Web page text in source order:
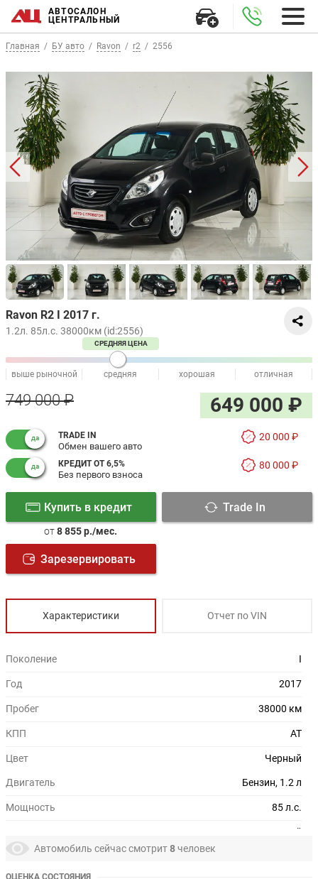
АВТОСАЛОН
ЦЕНТРАЛЬНЫЙ
Главная БУ авто Ravon r2 2556
Ravon R2 I 2017 г.
1.2л. 85л.с. 38000км (id:2556)
СРЕДНЯЯ ЦЕНА
выше рыночной средняя хорошая отличная
749 000 ₽ 649 000 ₽
TRADE IN
Обмен вашего авто
20 000 ₽
КРЕДИТ ОТ 6,5%
Без первого взноса
80 000 ₽
Купить в кредит
от8 855 р./мес.
Trade In
Зарезервировать
Характеристики Отчет по VIN
Поколение I
Год 2017
Пробег 38000 км
КПП AT
Цвет Черный
Двигатель Бензин, 1.2 л
Мощность 85 л.с.
Передний
Автомобиль сейчас смотрит8человек
ОЦЕНКА СОСТОЯНИЯ